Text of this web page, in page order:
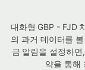
대화형 GBP - FJD
의 과거 데이터를
금 알림을 설정하
약을 통해